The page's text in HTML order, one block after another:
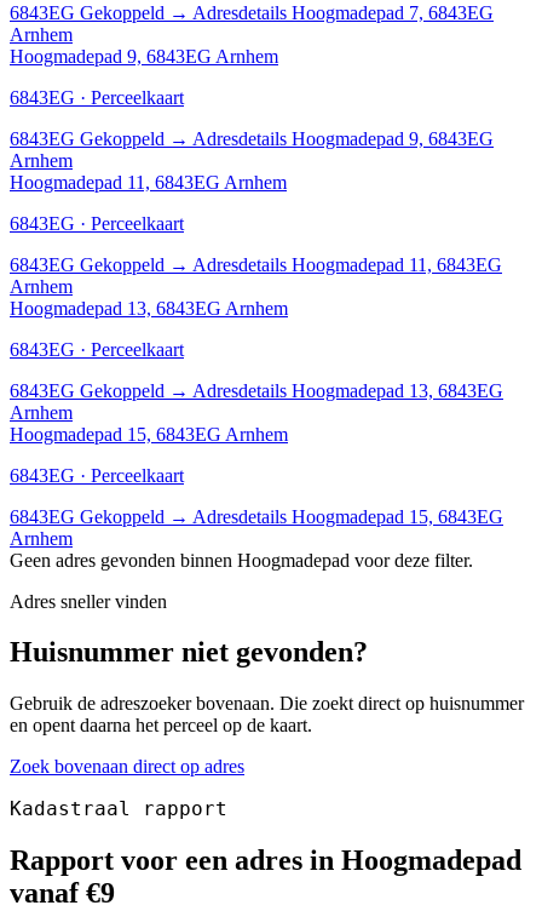
6843EG Gekoppeld → Adresdetails Hoogmadepad 7, 6843EG
Arnhem
Hoogmadepad 9, 6843EG Arnhem
6843EG · Perceelkaart
6843EG Gekoppeld → Adresdetails Hoogmadepad 9, 6843EG
Arnhem
Hoogmadepad 11, 6843EG Arnhem
6843EG · Perceelkaart
6843EG Gekoppeld → Adresdetails Hoogmadepad 11, 6843EG
Arnhem
Hoogmadepad 13, 6843EG Arnhem
6843EG · Perceelkaart
6843EG Gekoppeld → Adresdetails Hoogmadepad 13, 6843EG
Arnhem
Hoogmadepad 15, 6843EG Arnhem
6843EG · Perceelkaart
6843EG Gekoppeld → Adresdetails Hoogmadepad 15, 6843EG
Arnhem
Geen adres gevonden binnen Hoogmadepad voor deze filter.
Adres sneller vinden
Huisnummer niet gevonden?
Gebruik de adreszoeker bovenaan. Die zoekt direct op huisnummer
en opent daarna het perceel op de kaart.
Zoek bovenaan direct op adres
Kadastraal rapport
Rapport voor een adres in Hoogmadepad
vanaf €9